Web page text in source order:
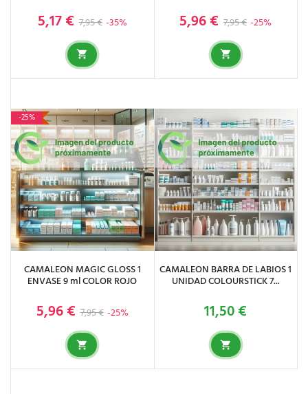
Precio base
7,95 € -35%
Precio
5,17 € Precio base
7,95 € -25%
Precio
5,96 €
-25%
CAMALEON MAGIC GLOSS 1
ENVASE 9 ml COLOR ROJO
Precio base
7,95 € -25%
Precio
5,96 €
CAMALEON BARRA DE LABIOS 1
UNIDAD COLOURSTICK 7...
Precio
11,50 €